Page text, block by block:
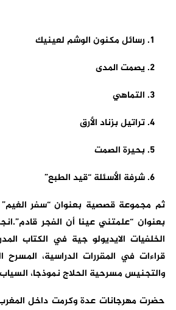
رسائل مكنون الوشم لعينيك
يصمت المدى
التماهي
تراتيل بزناد الأرق
بحيرة الصمت
شرفة الأسئلة “قيد الطبع”
ثم مجموعة قصصية بعنوان “سفر
بعنوان “علمتني عينا أن الفجر
الخلفيات الايديولو جية في الكتاب
قراءات في المقررات الدراسية،
والتجنيس مسرحية الحلاج نموذجا،
حضرت مهرجانات عدة وكرمت داخل